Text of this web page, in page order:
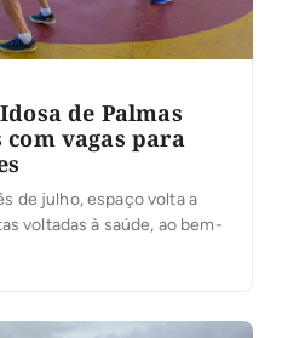
de Palmas
vagas para
de julho, espaço volta a
voltadas à saúde, ao bem-